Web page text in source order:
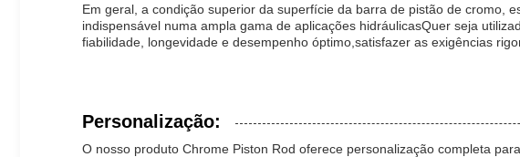
Em geral, a condição superior da superfície da barra de pistão de cromo,
indispensável numa ampla gama de aplicações hidráulicasQuer seja
fiabilidade, longevidade e desempenho óptimo,satisfazer as exigências
Personalização:
O nosso produto Chrome Piston Rod oferece personalização completa